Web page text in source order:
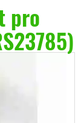
pro